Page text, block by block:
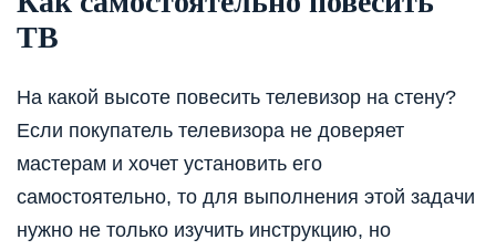
ТВ
На какой высоте повесить телевизор на стену?
Если покупатель телевизора не доверяет
мастерам и хочет установить его
самостоятельно, то для выполнения этой задачи
нужно не только изучить инструкцию, но